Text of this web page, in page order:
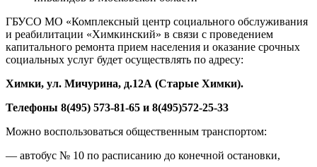
ГБУСО МО «Комплексный центр социального обслуживания
и реабилитации «Химкинский» в связи с проведением
капитального ремонта прием населения и оказание срочных
социальных услуг будет осуществлять по адресу:
Химки, ул. Мичурина, д.12А (Старые Химки).
Телефоны 8(495) 573-81-65 и 8(495)572-25-33
Можно воспользоваться общественным транспортом:
— автобус № 10 по расписанию до конечной остановки,